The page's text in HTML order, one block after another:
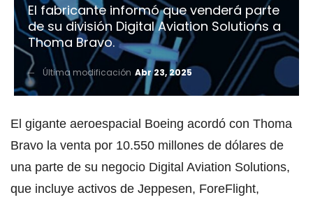
El fabricante informó que venderá parte
de su división Digital Aviation Solutions a
Thoma Bravo.
Última modificación Abr 23, 2025
El gigante aeroespacial Boeing acordó con Thoma
Bravo la venta por 10.550 millones de dólares de
una parte de su negocio Digital Aviation Solutions,
que incluye activos de Jeppesen, ForeFlight,